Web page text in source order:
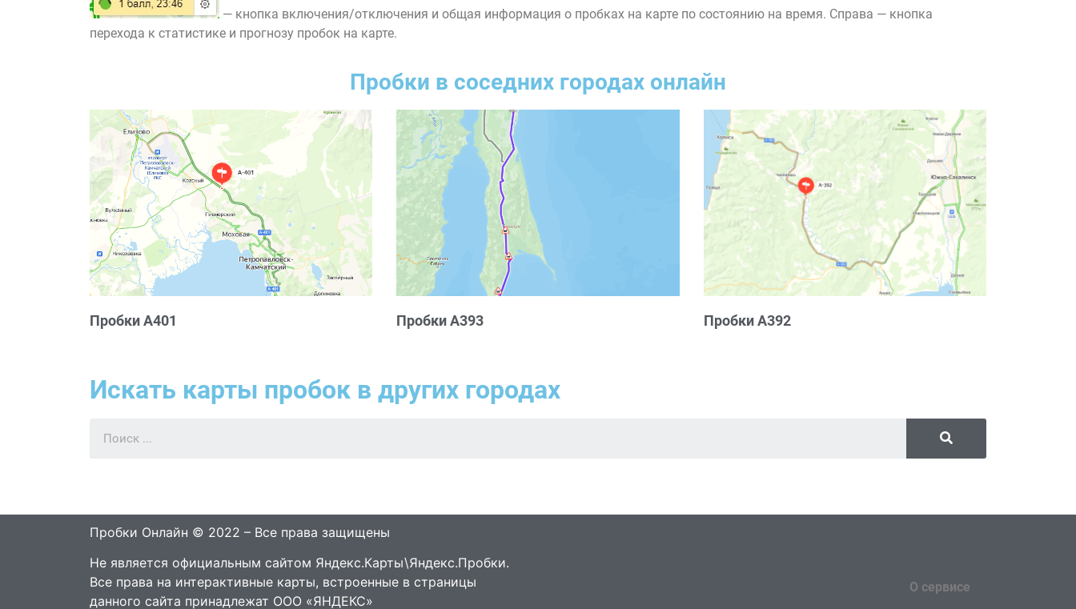
— кнопка включения/отключения и общая информация о пробках на карте по состоянию на время. Справа — кнопка
перехода к статистике и прогнозу пробок на карте.
Пробки в соседних городах онлайн
Пробки А401 Пробки А393 Пробки А392
Искать карты пробок в других городах
Пробки Онлайн © 2022 – Все права защищены
Не является официальным сайтом Яндекс.Карты\Яндекс.Пробки.
Все права на интерактивные карты, встроенные в страницы
данного сайта принадлежат ООО «ЯНДЕКС»
О сервисе